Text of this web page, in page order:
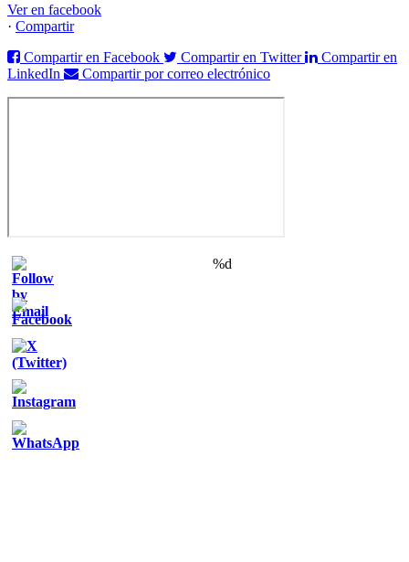
Ver en facebook
· Compartir
Compartir en Facebook
Compartir en Twitter
Compartir en
LinkedIn
Compartir por correo electrónico
%d